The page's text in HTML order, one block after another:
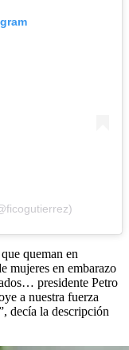
queman en
mujeres en embarazo
presidente Petro
a nuestra fuerza
decía la descripción